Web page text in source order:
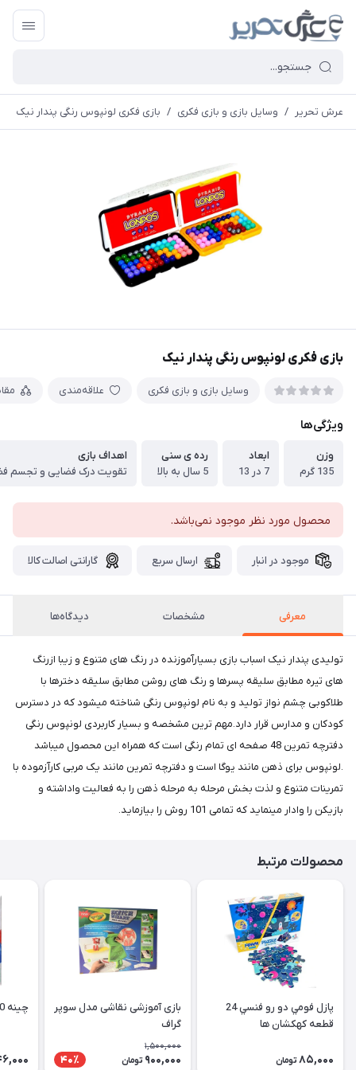
عرش تحریر / وسایل بازی و بازی فکری / بازی فکری لونپوس رنگی پندار نیک
بازی فکری لونپوس رنگی پندار نیک
وسایل بازی و بازی فکری علاقه‌مندی
ویژگی‌ها
وزن
135 گرم
ابعاد
7 در 13
رده ی سنی
5 سال به بالا
اهداف بازی
محصول مورد نظر موجود نمی‌باشد.
موجود در انبار ارسال سریع گارانتی اصالت کالا
معرفی مشخصات دیدگاه‌ها
تولیدی پندار نیک اسباب بازی بسیارآموزنده در رنگ های متنوع و زیبا ازرنگ
های تیره مطابق سلیقه پسرها و رنگ های روشن مطابق سلیقه دخترها با
طلاکوبی چشم نواز تولید و به نام لونپوس رنگی شناخته میشود که در دسترس
کودکان و مدارس قرار دارد.مهم ترین مشخصه و بسیار کاربردی لونپوس رنگی
دفترچه تمرین 48 صفحه ای تمام رنگی است که همراه این محصول میباشد
.لونپوس برای ذهن مانند یوگا است و دفترچه تمرین مانند یک مربی کارآزموده با
تمرینات متنوع و لذت بخش مرحله به مرحله ذهن را به فعالیت واداشته و
بازیکن را وادار مینماید که تمامی 101 روش را بیازماید.
محصولات مرتبط
پازل فومي دو رو فنسي 24
قطعه كهكشان ها
85,000 تومان
بازی آموزشی نقاشی مدل سوپر
گراف
1,500,000
900,000 تومان 40٪
چینه 20 قطعه رویش